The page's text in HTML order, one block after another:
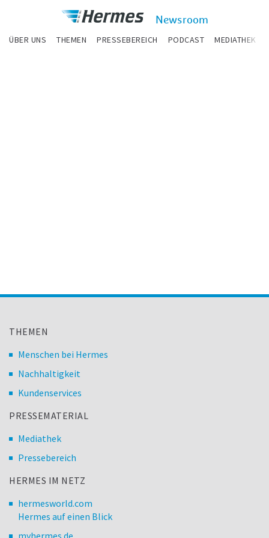
Newsroom
ÜBER UNS THEMEN PRESSEBEREICH PODCAST MEDIATHEK
THEMEN
Menschen bei Hermes
Nachhaltigkeit
Kundenservices
PRESSEMATERIAL
Mediathek
Pressebereich
HERMES IM NETZ
hermesworld.com
Hermes auf einen Blick
myhermes.de